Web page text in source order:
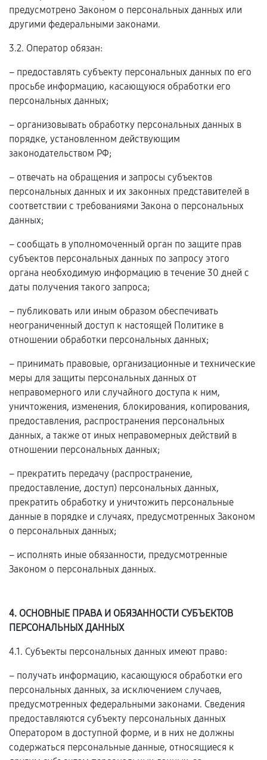
предусмотрено Законом о персональных данных или
другими федеральными законами.
3.2. Оператор обязан:
– предоставлять субъекту персональных данных по его
просьбе информацию, касающуюся обработки его
персональных данных;
– организовывать обработку персональных данных в
порядке, установленном действующим
законодательством РФ;
– отвечать на обращения и запросы субъектов
персональных данных и их законных представителей в
соответствии с требованиями Закона о персональных
данных;
– сообщать в уполномоченный орган по защите прав
субъектов персональных данных по запросу этого
органа необходимую информацию в течение 30 дней с
даты получения такого запроса;
– публиковать или иным образом обеспечивать
неограниченный доступ к настоящей Политике в
отношении обработки персональных данных;
– принимать правовые, организационные и технические
меры для защиты персональных данных от
неправомерного или случайного доступа к ним,
уничтожения, изменения, блокирования, копирования,
предоставления, распространения персональных
данных, а также от иных неправомерных действий в
отношении персональных данных;
– прекратить передачу (распространение,
предоставление, доступ) персональных данных,
прекратить обработку и уничтожить персональные
данные в порядке и случаях, предусмотренных Законом
о персональных данных;
– исполнять иные обязанности, предусмотренные
Законом о персональных данных.
4. ОСНОВНЫЕ ПРАВА И ОБЯЗАННОСТИ СУБЪЕКТОВ
ПЕРСОНАЛЬНЫХ ДАННЫХ
4.1. Субъекты персональных данных имеют право:
– получать информацию, касающуюся обработки его
персональных данных, за исключением случаев,
предусмотренных федеральными законами. Сведения
предоставляются субъекту персональных данных
Оператором в доступной форме, и в них не должны
содержаться персональные данные, относящиеся к